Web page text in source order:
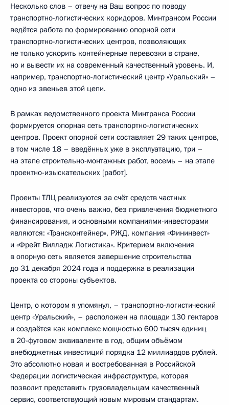
Несколько слов – отвечу на Ваш вопрос по поводу
транспортно-логистических коридоров. Минтрансом России
ведётся работа по формированию опорной сети
транспортно-логистических центров, позволяющих
не только ускорить контейнерные перевозки в стране,
но и вывести их на современный качественный уровень. И,
например, транспортно-логистический центр «Уральский» –
одно из звеньев этой цепи.
В рамках ведомственного проекта Минтранса России
формируется опорная сеть транспортно-логистических
центров. Проект опорной сети составляет 29 таких центров,
в том числе 18 – введённых уже в эксплуатацию, три –
на этапе строительно-монтажных работ, восемь – на этапе
проектно-изыскательских [работ].
Проекты ТЛЦ реализуются за счёт средств частных
инвесторов, что очень важно, без привлечения бюджетного
финансирования, и основными компаниями-инвесторами
являются: «Трансконтейнер», РЖД, компания «Фининвест»
и «Фрейт Вилладж Логистика». Критерием включения
в опорную сеть является завершение строительства
до 31 декабря 2024 года и поддержка в реализации
проекта со стороны субъектов.
Центр, о котором я упомянул, – транспортно-логистический
центр «Уральский», – расположен на площади 130 гектаров
и создаётся как комплекс мощностью 600 тысяч единиц
в 20-футовом эквиваленте в год, общим объёмом
внебюджетных инвестиций порядка 12 миллиардов рублей.
Это абсолютно новая и востребованная в Российской
Федерации логистическая инфраструктура, которая
позволит представить грузовладельцам качественный
сервис, соответствующий новым мировым стандартам.